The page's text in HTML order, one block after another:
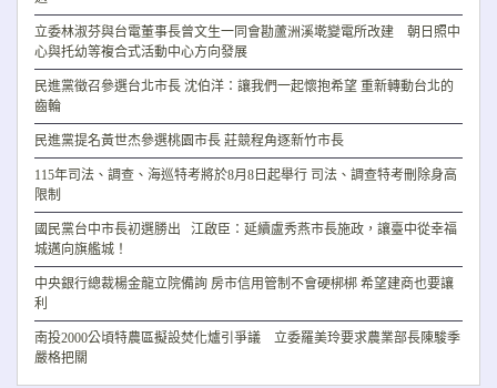
立委林淑芬與台電董事長曾文生一同會勘蘆洲溪墘變電所改建 朝日照中
心與托幼等複合式活動中心方向發展
民進黨徵召參選台北市長 沈伯洋：讓我們一起懷抱希望 重新轉動台北的
齒輪
民進黨提名黃世杰參選桃園市長 莊競程角逐新竹市長
115年司法、調查、海巡特考將於8月8日起舉行 司法、調查特考刪除身高
限制
國民黨台中市長初選勝出 江啟臣：延續盧秀燕市長施政，讓臺中從幸福
城邁向旗艦城！
中央銀行總裁楊金龍立院備詢 房市信用管制不會硬梆梆 希望建商也要讓
利
南投2000公頃特農區擬設焚化爐引爭議 立委羅美玲要求農業部長陳駿季
嚴格把關